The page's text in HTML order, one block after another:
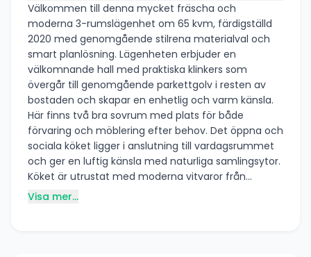
Välkommen till denna mycket fräscha och
moderna 3-rumslägenhet om 65 kvm, färdigställd
2020 med genomgående stilrena materialval och
smart planlösning. Lägenheten erbjuder en
välkomnande hall med praktiska klinkers som
övergår till genomgående parkettgolv i resten av
bostaden och skapar en enhetlig och varm känsla.
Här finns två bra sovrum med plats för både
förvaring och möblering efter behov. Det öppna och
sociala köket ligger i anslutning till vardagsrummet
och ger en luftig känsla med naturliga samlingsytor.
Köket är utrustat med moderna vitvaror från
Cylinda, inklusive två kombinerade kyl- och frysskåp,
Visa mer...